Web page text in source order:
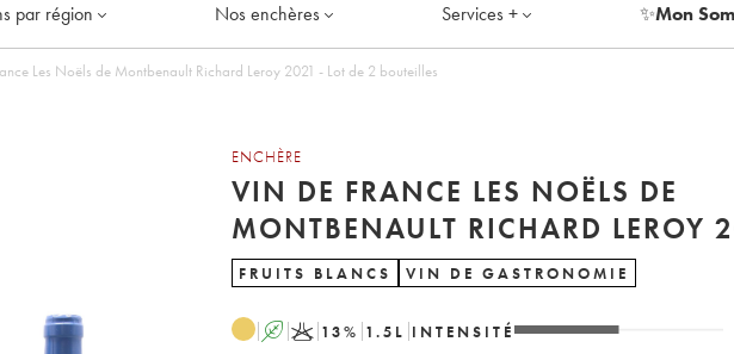
par région Nos enchères Services + ✨Mon
Vin de France Les Noëls de Montbenault Richard Leroy 2021 - Lot de 2 bouteilles
ENCHÈRE
VIN DE FRANCE LES NOËLS DE
FRUITS BLANCS VIN DE GASTRONOMIE
A K 13% 1.5 L INTENSITÉ